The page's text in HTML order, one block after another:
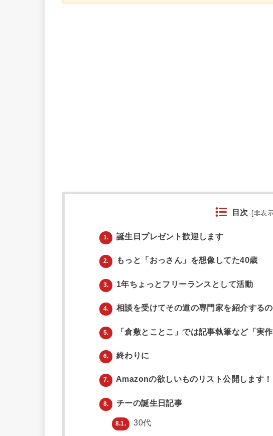
目次 [非表
1. 誕生日プレゼント歓迎します
2. もっと「おっさん」を想像してた40歳
3. 1年ちょっとフリーランスとして活動
4. 相談を受けてその道の専門家を紹介する
5. 「倉敷とことこ」では記事執筆など「実
6. 終わりに
7. Amazonの欲しいものリスト公開します！
8. チーの誕生日記事
8.1. 30代